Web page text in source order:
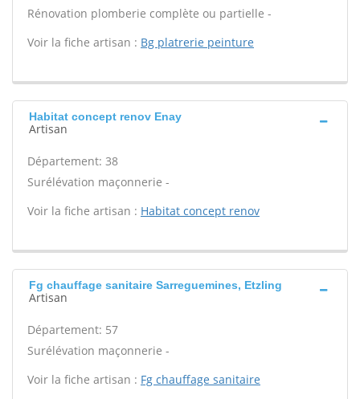
Rénovation plomberie complète ou partielle -
Voir la fiche artisan : Bg platrerie peinture
Habitat concept renov Enay
Artisan
Département: 38
Surélévation maçonnerie -
Voir la fiche artisan : Habitat concept renov
Fg chauffage sanitaire Sarreguemines, Etzling
Artisan
Département: 57
Surélévation maçonnerie -
Voir la fiche artisan : Fg chauffage sanitaire